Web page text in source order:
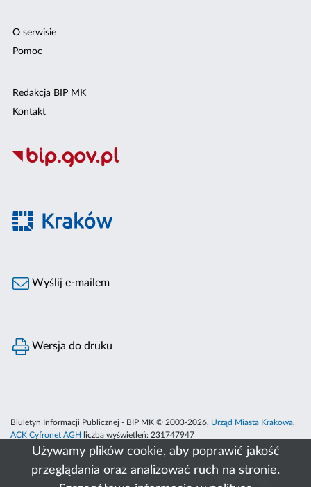
Używamy plików cookie, aby poprawić jakość
przeglądania oraz analizować ruch na stronie.
O serwisie
Pomoc
Redakcja BIP MK
Kontakt
Wyślij e-mailem
Wersja do druku
Biuletyn Informacji Publicznej - BIP MK © 2003-2026, Urząd Miasta Krakowa,
ACK Cyfronet AGH
liczba wyświetleń: 231747947